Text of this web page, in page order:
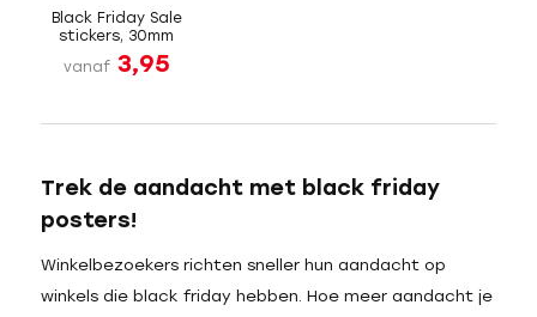
Black Friday Sale
stickers, 30mm
vanaf 3,95
Trek de aandacht met black friday
posters!
Winkelbezoekers richten sneller hun aandacht op
winkels die black friday hebben. Hoe meer aandacht je